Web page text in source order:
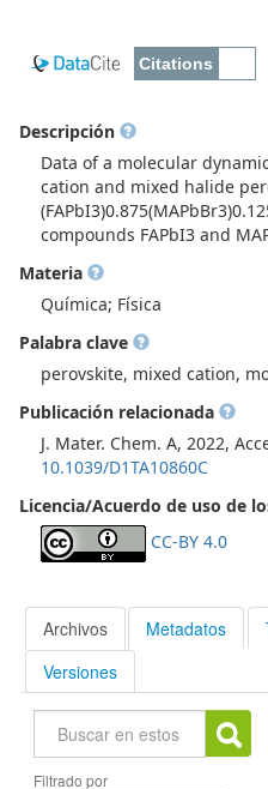
Descripción
Data of a molecular
cation and mixed halide
compounds FAPbI3 and
Materia
Química; Física
Palabra clave
perovskite, mixed cation,
Publicación relacionada
J. Mater. Chem. A, 2022,
10.1039/D1TA10860C
Licencia/Acuerdo de uso de
CC-BY 4.0
Archivos Metadatos
Versiones
Buscar
Filtrado por